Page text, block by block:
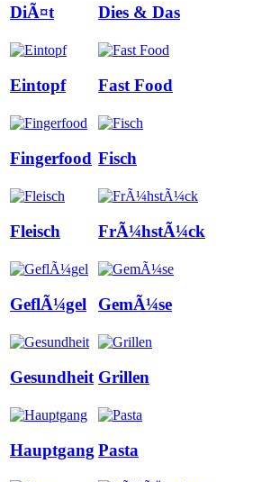
DiÃ¤t Dies & Das
Eintopf Fast Food
Fingerfood Fisch
Fleisch FrÃ¼hstÃ¼ck
GeflÃ¼gel GemÃ¼se
Gesundheit Grillen
Hauptgang Pasta